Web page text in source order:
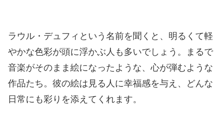
ラウル・デュフィという名前を聞くと、明るくて軽
やかな色彩が頭に浮かぶ人も多いでしょう。まるで
音楽がそのまま絵になったような、心が弾むような
作品たち。彼の絵は見る人に幸福感を与え、どんな
日常にも彩りを添えてくれます。